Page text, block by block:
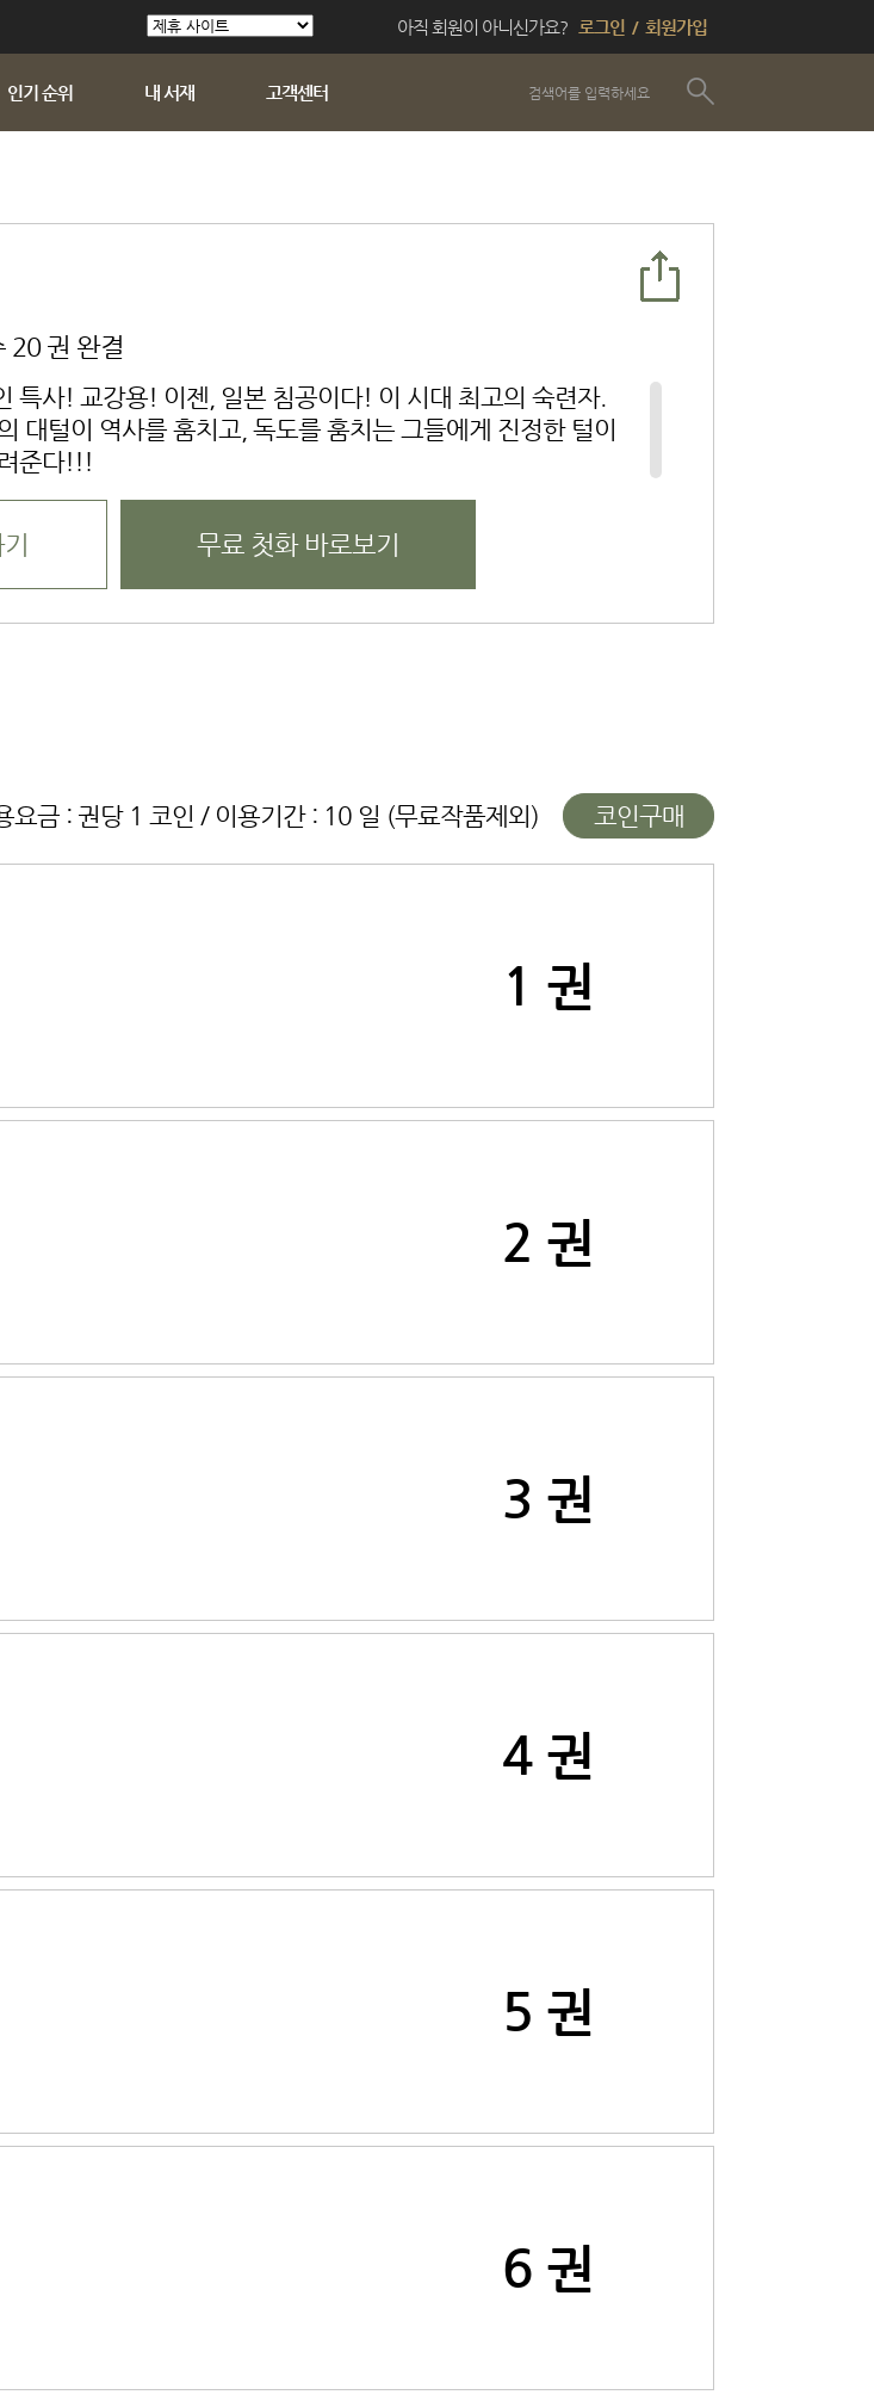
아직 회원이 아니신가요? 로그인 / 회원가입
인기 순위 내 서재 고객센터
20 권 완결
특사! 교강용! 이젠, 일본 침공이다! 이 시대 최고의 숙련자.
대털이 역사를 훔치고, 독도를 훔치는 그들에게 진정한 털이
준다!!!
무료 첫화 바로보기
요금 : 권당 1 코인 / 이용기간 : 10 일 (무료작품제외) 코인구매
1 권
2 권
3 권
4 권
5 권
6 권